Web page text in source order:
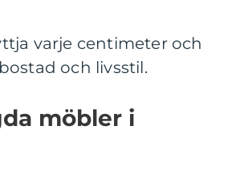
varje centimeter och
och livsstil.
möbler i